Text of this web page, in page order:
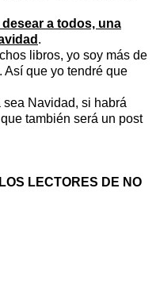
a todos, una
.
libros, yo soy más de
Así que yo tendré que
Navidad, si habrá
también será un post
LECTORES DE NO